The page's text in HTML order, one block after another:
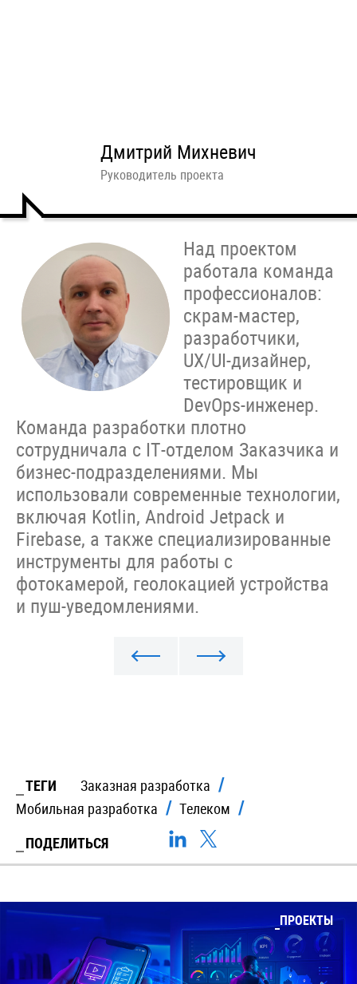
Над проектом
работала команда
профессионалов:
скрам-мастер,
разработчики,
UX/UI-дизайнер,
тестировщик и
DevOps-инженер.
Команда разработки плотно
сотрудничала с IT-отделом Заказчика и
бизнес-подразделениями. Мы
использовали современные технологии,
включая Kotlin, Android Jetpack и
Firebase, а также специализированные
инструменты для работы с
фотокамерой, геолокацией устройства
и пуш-уведомлениями.
Дмитрий Михневич
Руководитель проекта
ТЕГИ
Заказная разработка
Мобильная разработка
Телеком
ПОДЕЛИТЬСЯ
ПРОЕКТЫ